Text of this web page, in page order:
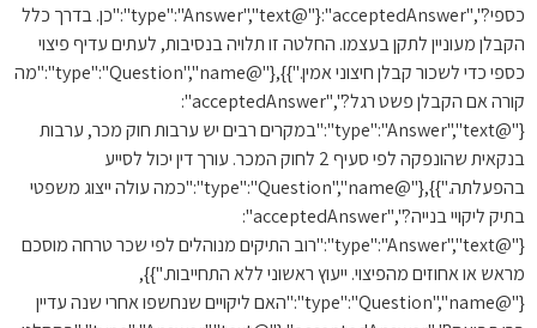
כספי?","acceptedAnswer":{"@type":"Answer","text":"כן. בדרך כלל
מעוניין לתקן בעצמו. החלטה זו תלויה בנסיבות, לעתים עדיף פיצוי
כספי כדי לשכור קבלן חיצוני אמין."}},{"@type":"Question","name":"מה
קורה אם הקבלן פשט רגל?","acceptedAnswer":
{"@type":"Answer","text":"במקרים רבים יש ערבות חוק מכר, ערבות
בנקאית שהונפקה לפי סעיף 2 לחוק המכר. עורך דין יכול לסייע
בהפעלתה."}},{"@type":"Question","name":"כמה עולה ייצוג משפטי
בתיק ליקויי בנייה?","acceptedAnswer":
{"@type":"Answer","text":"רוב התיקים מנוהלים לפי שכר טרחה מוסכם
או אחוזים מהפיצוי. ייעוץ ראשוני ללא התחייבות."}},
{"@type":"Question","name":"האם ליקויים שנחשפו אחרי שנה עדיין